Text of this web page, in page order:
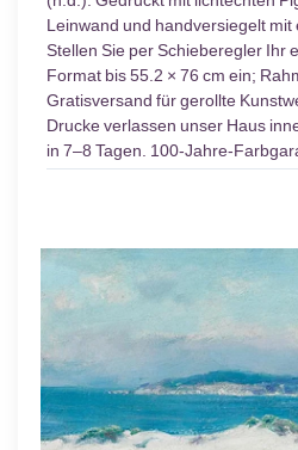
Leinwand und handversiegelt mit
Stellen Sie per Schieberegler Ihr
Format bis 55.2 × 76 cm ein;
Gratisversand für gerollte
Drucke verlassen unser Haus
in 7–8 Tagen. 100-Jahre-